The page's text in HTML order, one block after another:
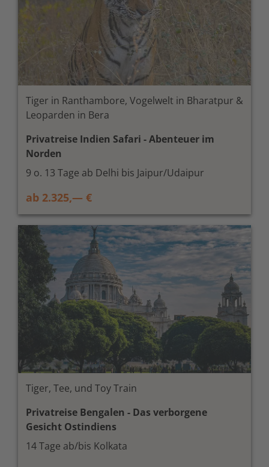
Tiger in Ranthambore, Vogelwelt in Bharatpur &
Leoparden in Bera
Privatreise Indien Safari - Abenteuer im
Norden
9 o. 13 Tage ab Delhi bis Jaipur/Udaipur
ab 2.325,— €
Tiger, Tee, und Toy Train
Privatreise Bengalen - Das verborgene
Gesicht Ostindiens
14 Tage ab/bis Kolkata